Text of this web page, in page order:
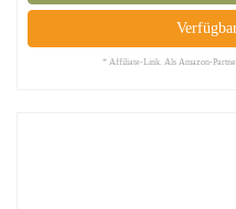
* Affiliate-Link. Als Amazon-